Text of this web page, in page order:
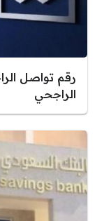
رقم تواصل
الراجحي